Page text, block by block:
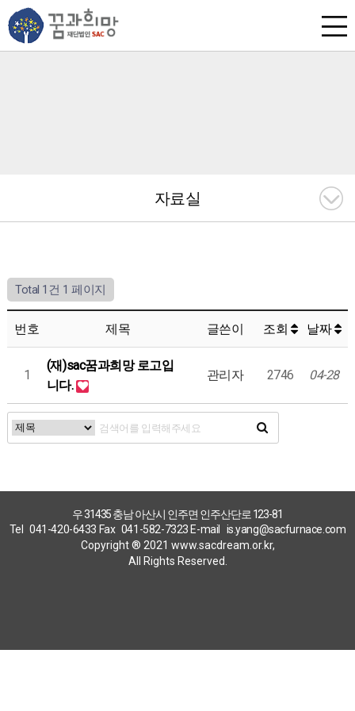
자료실
Total 1건 1 페이지
번호 제목 글쓴이 조회 날짜
1
(재)sac꿈과희망 로고입
니다.
관리자 2746 04-28
우 31435 충남 아산시 인주면 인주산단로 123-81
Tel
041-420-6433 Fax 041-582-7323 E-mail
is.yang@sacfurnace.com
Copyright ® 2021 www.sacdream.or.kr,
All Rights Reserved.